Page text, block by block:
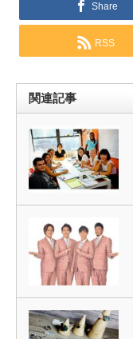
Share
RSS
関連記事